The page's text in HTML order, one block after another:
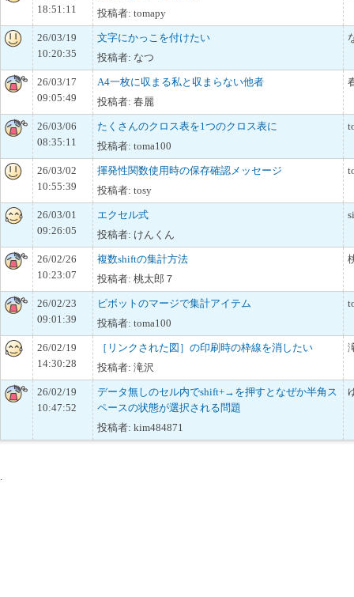
18:51:11
投稿者: tomapy
26/03/19
10:20:35
文字にかっこを付けたい
投稿者: なつ
26/03/17
09:05:49
A4一枚に収まる私と収まらない他者
投稿者: 春麗
26/03/06
08:35:11
たくさんのクロス表を1つのクロス表に
投稿者: toma100
26/03/02
10:55:39
揮発性関数使用時の保存確認メッセージ
投稿者: tosy
26/03/01
09:26:05
エクセル式
投稿者: けんくん
26/02/26
10:23:07
複数shiftの集計方法
投稿者: 桃太郎７
26/02/23
09:01:39
ピボットのマージで集計アイテム
投稿者: toma100
26/02/19
14:30:28
［リンクされた図］の印刷時の枠線を消したい
投稿者: 滝沢
26/02/19
10:47:52
データ無しのセル内でshift+→を押すとなぜか半角ス
ペースの状態が選択される問題
投稿者: kim484871